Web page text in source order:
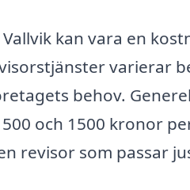
kan vara en
varierar
behov.
och 1500 kronor
revisor som passar